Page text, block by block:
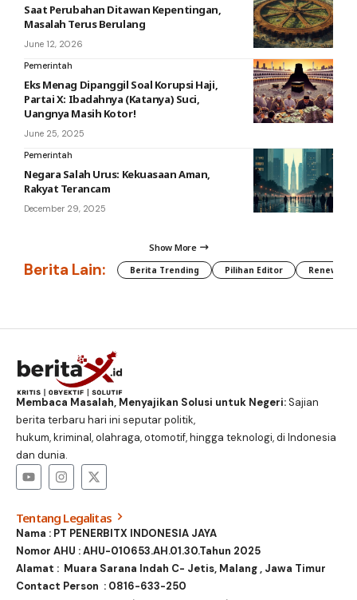
Saat Perubahan Ditawan Kepentingan,
Masalah Terus Berulang
June 12, 2026
Pemerintah
Eks Menag Dipanggil Soal Korupsi Haji,
Partai X: Ibadahnya (Katanya) Suci,
Uangnya Masih Kotor!
June 25, 2025
Pemerintah
Negara Salah Urus: Kekuasaan Aman,
Rakyat Terancam
December 29, 2025
Show More
Berita Lain: Berita Trending Pilihan Editor
Membaca Masalah, Menyajikan Solusi untuk Negeri:Sajian
berita terbaru hari ini seputar politik,
hukum, kriminal, olahraga, otomotif, hingga teknologi, di Indonesia
dan dunia.
Tentang Legalitas
Nama : PT PENERBITX INDONESIA JAYA
Nomor AHU : AHU-010653.AH.01.30.Tahun 2025
Alamat : Muara Sarana Indah C- Jetis, Malang , Jawa Timur
Contact Person : 0816-633-250